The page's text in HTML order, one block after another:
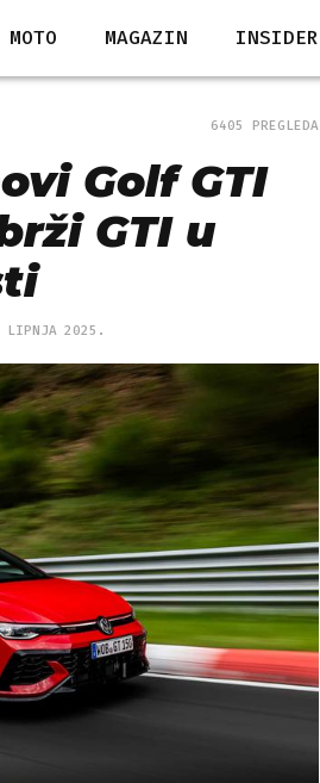
MOTO MAGAZIN INSIDER
6405 PREGLEDA
Golf GTI
GTI u
2025.